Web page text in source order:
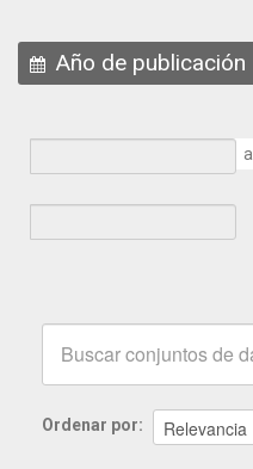
Año de publicación
a
Ordenar por